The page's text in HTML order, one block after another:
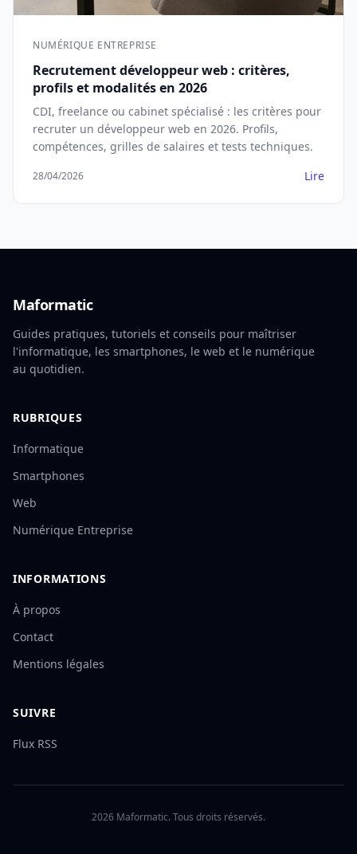
NUMÉRIQUE ENTREPRISE
Recrutement développeur web : critères,
profils et modalités en 2026
CDI, freelance ou cabinet spécialisé : les critères pour
recruter un développeur web en 2026. Profils,
compétences, grilles de salaires et tests techniques.
28/04/2026 Lire
Maformatic
Guides pratiques, tutoriels et conseils pour maîtriser
l'informatique, les smartphones, le web et le numérique
au quotidien.
RUBRIQUES
Informatique
Smartphones
Web
Numérique Entreprise
INFORMATIONS
À propos
Contact
Mentions légales
SUIVRE
Flux RSS
2026 Maformatic. Tous droits réservés.